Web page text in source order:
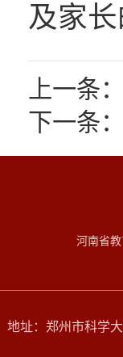
及家
上一条
下一条
河南省
地址：郑州市科学